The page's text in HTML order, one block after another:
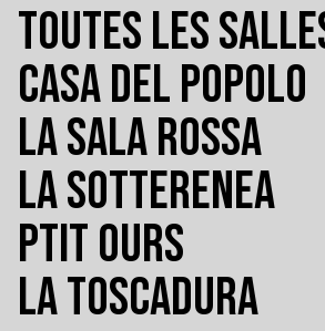
TOUTES LES
CASA DEL POPOLO
LA SALA ROSSA
LA SOTTERENEA
PTIT OURS
LA TOSCADURA